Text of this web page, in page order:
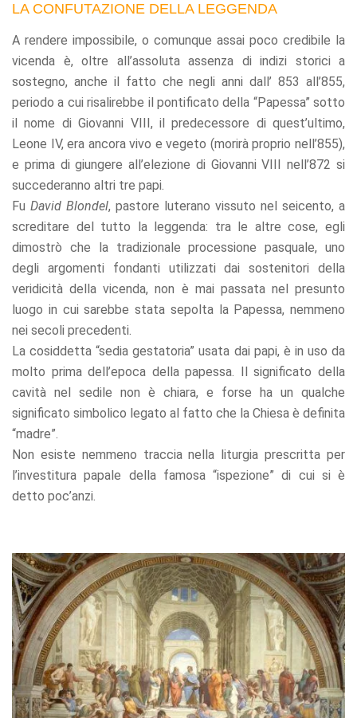
LA CONFUTAZIONE DELLA LEGGENDA
A rendere impossibile, o comunque assai poco credibile la
vicenda è, oltre all’assoluta assenza di indizi storici a
sostegno, anche il fatto che negli anni dall’ 853 all’855,
periodo a cui risalirebbe il pontificato della “Papessa” sotto
il nome di Giovanni VIII, il predecessore di quest’ultimo,
Leone IV, era ancora vivo e vegeto (morirà proprio nell’855),
e prima di giungere all’elezione di Giovanni VIII nell’872 si
succederanno altri tre papi.
Fu David Blondel, pastore luterano vissuto nel seicento, a
screditare del tutto la leggenda: tra le altre cose, egli
dimostrò che la tradizionale processione pasquale, uno
degli argomenti fondanti utilizzati dai sostenitori della
veridicità della vicenda, non è mai passata nel presunto
luogo in cui sarebbe stata sepolta la Papessa, nemmeno
nei secoli precedenti.
La cosiddetta “sedia gestatoria” usata dai papi, è in uso da
molto prima dell’epoca della papessa. Il significato della
cavità nel sedile non è chiara, e forse ha un qualche
significato simbolico legato al fatto che la Chiesa è definita
“madre”.
Non esiste nemmeno traccia nella liturgia prescritta per
l’investitura papale della famosa “ispezione” di cui si è
detto poc’anzi.